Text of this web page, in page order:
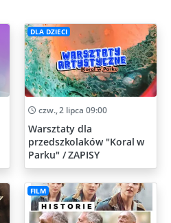
DLA DZIECI
czw., 2 lipca 09:00
Warsztaty dla
przedszkolaków "Koral w
Parku" / ZAPISY
FILM